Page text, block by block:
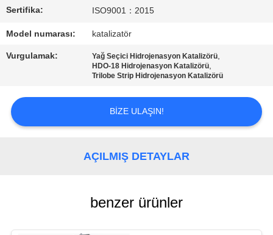
VAKALAR
SITE
HARITASI
Sertifika: ISO9001：2015
Model numarası: katalizatör
Vurgulamak: Yağ Seçici Hidrojenasyon Katalizörü,
HDO-18 Hidrojenasyon Katalizörü,
Trilobe Strip Hidrojenasyon Katalizörü
BIZE ULAŞIN!
AÇILMIŞ DETAYLAR
benzer ürünler